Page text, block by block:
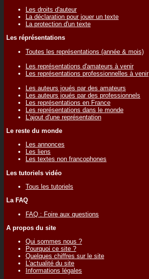
Les droits d'auteur
La déclaration pour jouer un texte
La protection d'un texte
Les réprésentations
Toutes les représentations (année & mois)
Les représentations d'amateurs à venir
Les représentations professionnelles à venir
Les auteurs joués par des amateurs
Les auteurs joués par des professionnels
Les représentations en France
Les représentations dans le monde
L'ajout d'une représentation
Le reste du monde
Les annonces
Les liens
Les textes non francophones
Les tutoriels vidéo
Tous les tutoriels
La FAQ
FAQ : Foire aux questions
A propos du site
Qui sommes nous ?
Pourquoi ce site ?
Quelques chiffres sur le site
L'actualité du site
Informations légales